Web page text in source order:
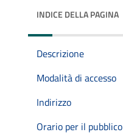
INDICE DELLA PAGINA
Descrizione
Modalità di accesso
Indirizzo
Orario per il pubblico